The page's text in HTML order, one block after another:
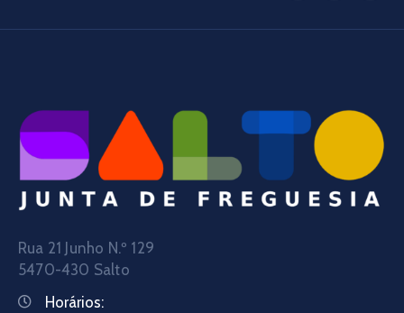
Rua 21 Junho N.º 129
5470-430 Salto
Horários: